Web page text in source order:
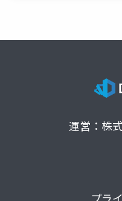
運営：株
プラ